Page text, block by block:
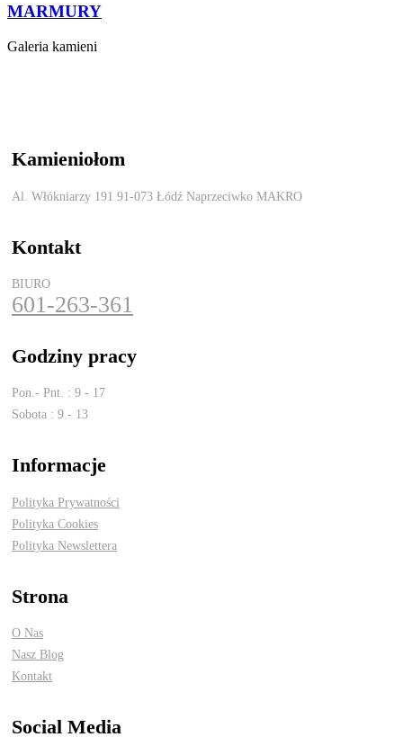
MARMURY
Galeria kamieni
Kamieniołom
Al. Włókniarzy 191 91-073 Łódź Naprzeciwko MAKRO
Kontakt
BIURO
601-263-361
Godziny pracy
Pon.- Pnt. : 9 - 17
Sobota : 9 - 13
Informacje
Polityka Prywatności
Polityka Cookies
Polityka Newslettera
Strona
O Nas
Nasz Blog
Kontakt
Social Media